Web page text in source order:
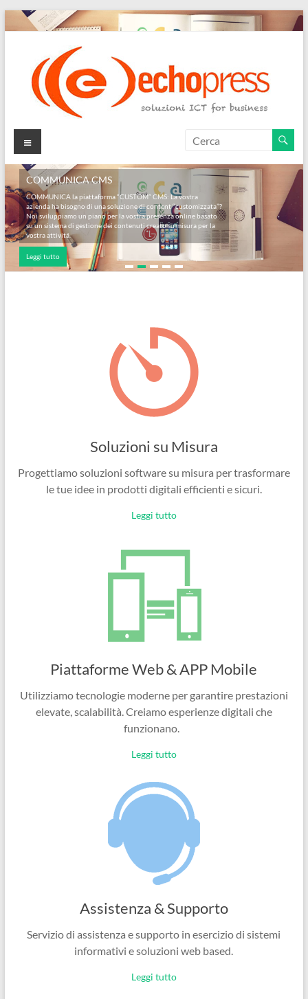
Salta
al
Echopress
s.r.l.
–
soluzioni
ICT
for
Menu
COMMUNICA CMS
COMMUNICA la piattaforma “CUSTOM” CMS: La vostra
azienda ha bisogno di una soluzione di content “customizzata”?
Noi sviluppiamo un piano per la vostra presenza online basato
su un sistema di gestione dei contenuti creato su misura per la
vostra attivitá.
Leggi tutto
Soluzioni su Misura
Progettiamo soluzioni software su misura per trasformare
le tue idee in prodotti digitali efficienti e sicuri.
Leggi tutto
Piattaforme Web & APP Mobile
Utilizziamo tecnologie moderne per garantire prestazioni
elevate, scalabilità. Creiamo esperienze digitali che
funzionano.
Leggi tutto
Assistenza & Supporto
Servizio di assistenza e supporto in esercizio di sistemi
informativi e soluzioni web based.
Leggi tutto